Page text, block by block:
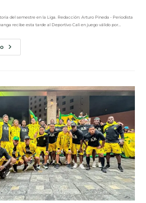
del semestre en la Liga. Redacción: Arturo Pineda - Periodista
recibe esta tarde al Deportivo Cali en juego válido por…